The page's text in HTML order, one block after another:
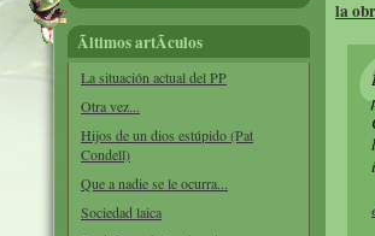
Ãltimos artÃ­culos
La situación actual del PP
Otra vez...
Hijos de un dios estúpido (Pat
Condell)
Que a nadie se le ocurra...
Sociedad laica
la